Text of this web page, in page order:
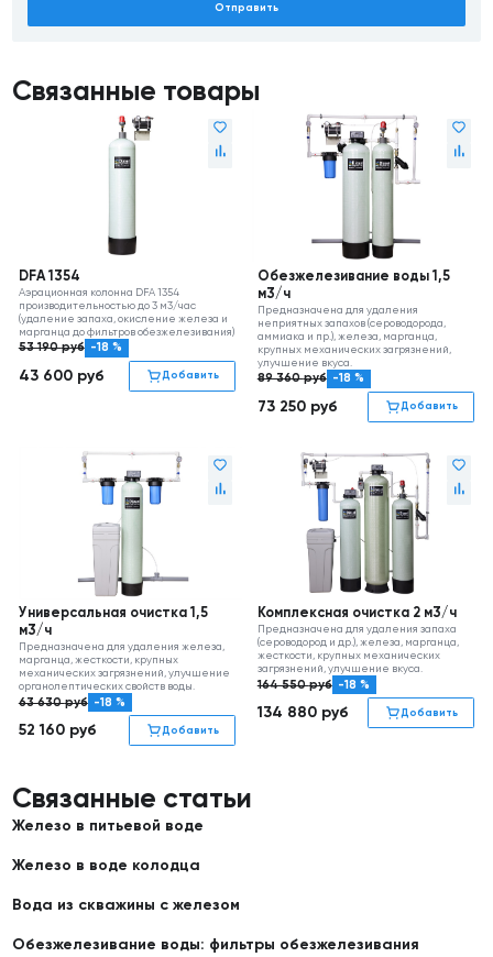
Отправить
Связанные товары
DFA 1354
Аэрационная колонна DFA 1354
производительностью до 3 м3/час
(удаление запаха, окисление железа и
марганца до фильтров обезжелезивания)
53 190руб -18 %
43 600 руб Добавить
Обезжелезивание воды 1,5
м3/ч
Предназначена для удаления
неприятных запахов (сероводорода,
аммиака и пр.), железа, марганца,
крупных механических загрязнений,
улучшение вкуса.
89 360руб -18 %
73 250 руб Добавить
Универсальная очистка 1,5
м3/ч
Предназначена для удаления железа,
марганца, жесткости, крупных
механических загрязнений, улучшение
органолептических свойств воды.
63 630руб -18 %
52 160 руб Добавить
Комплексная очистка 2 м3/ч
Предназначена для удаления запаха
(сероводород и др.), железа, марганца,
жесткости, крупных механических
загрязнений, улучшение вкуса.
164 550руб -18 %
134 880 руб Добавить
Связанные статьи
Железо в питьевой воде
Железо в воде колодца
Вода из скважины с железом
Обезжелезивание воды: фильтры обезжелезивания